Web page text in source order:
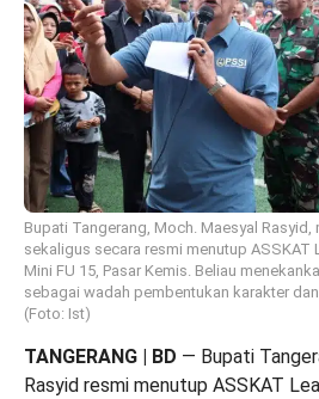
Bupati Tangerang, Moch. Maesyal
sekaligus secara resmi menutup ASSKAT
Mini FU 15, Pasar Kemis. Beliau
sebagai wadah pembentukan karakter
(Foto: Ist)
TANGERANG | BD — Bupati
Rasyid resmi menutup ASSKAT